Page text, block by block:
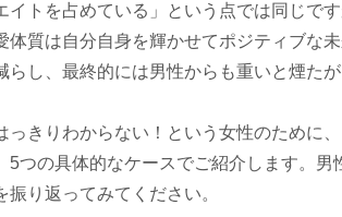
トを占めている」という点では同じで
質は自分自身を輝かせてポジティブな
し、最終的には男性からも重いと煙た
きりわからない！という女性のために
つの具体的なケースでご紹介します。男
り返ってみてください。